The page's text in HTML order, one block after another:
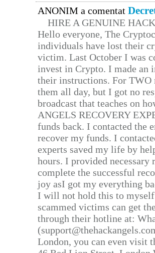
ANONIM a comentat
HIRE A GENUINE
Hello everyone, The
individuals have lost their
victim. Last October I was
invest in Crypto. I made
their instructions. For TWO
them all day, but I got no
broadcast that teaches on
ANGELS RECOVERY
funds back. I contacted the
recover my funds. I
experts saved my life by
hours. I provided
complete the successful
joy asI got my everything
I will not hold this to
scammed victims can get
through their hotline at:
London, you can even visit